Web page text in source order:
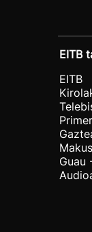
EITB
EITB
Guau